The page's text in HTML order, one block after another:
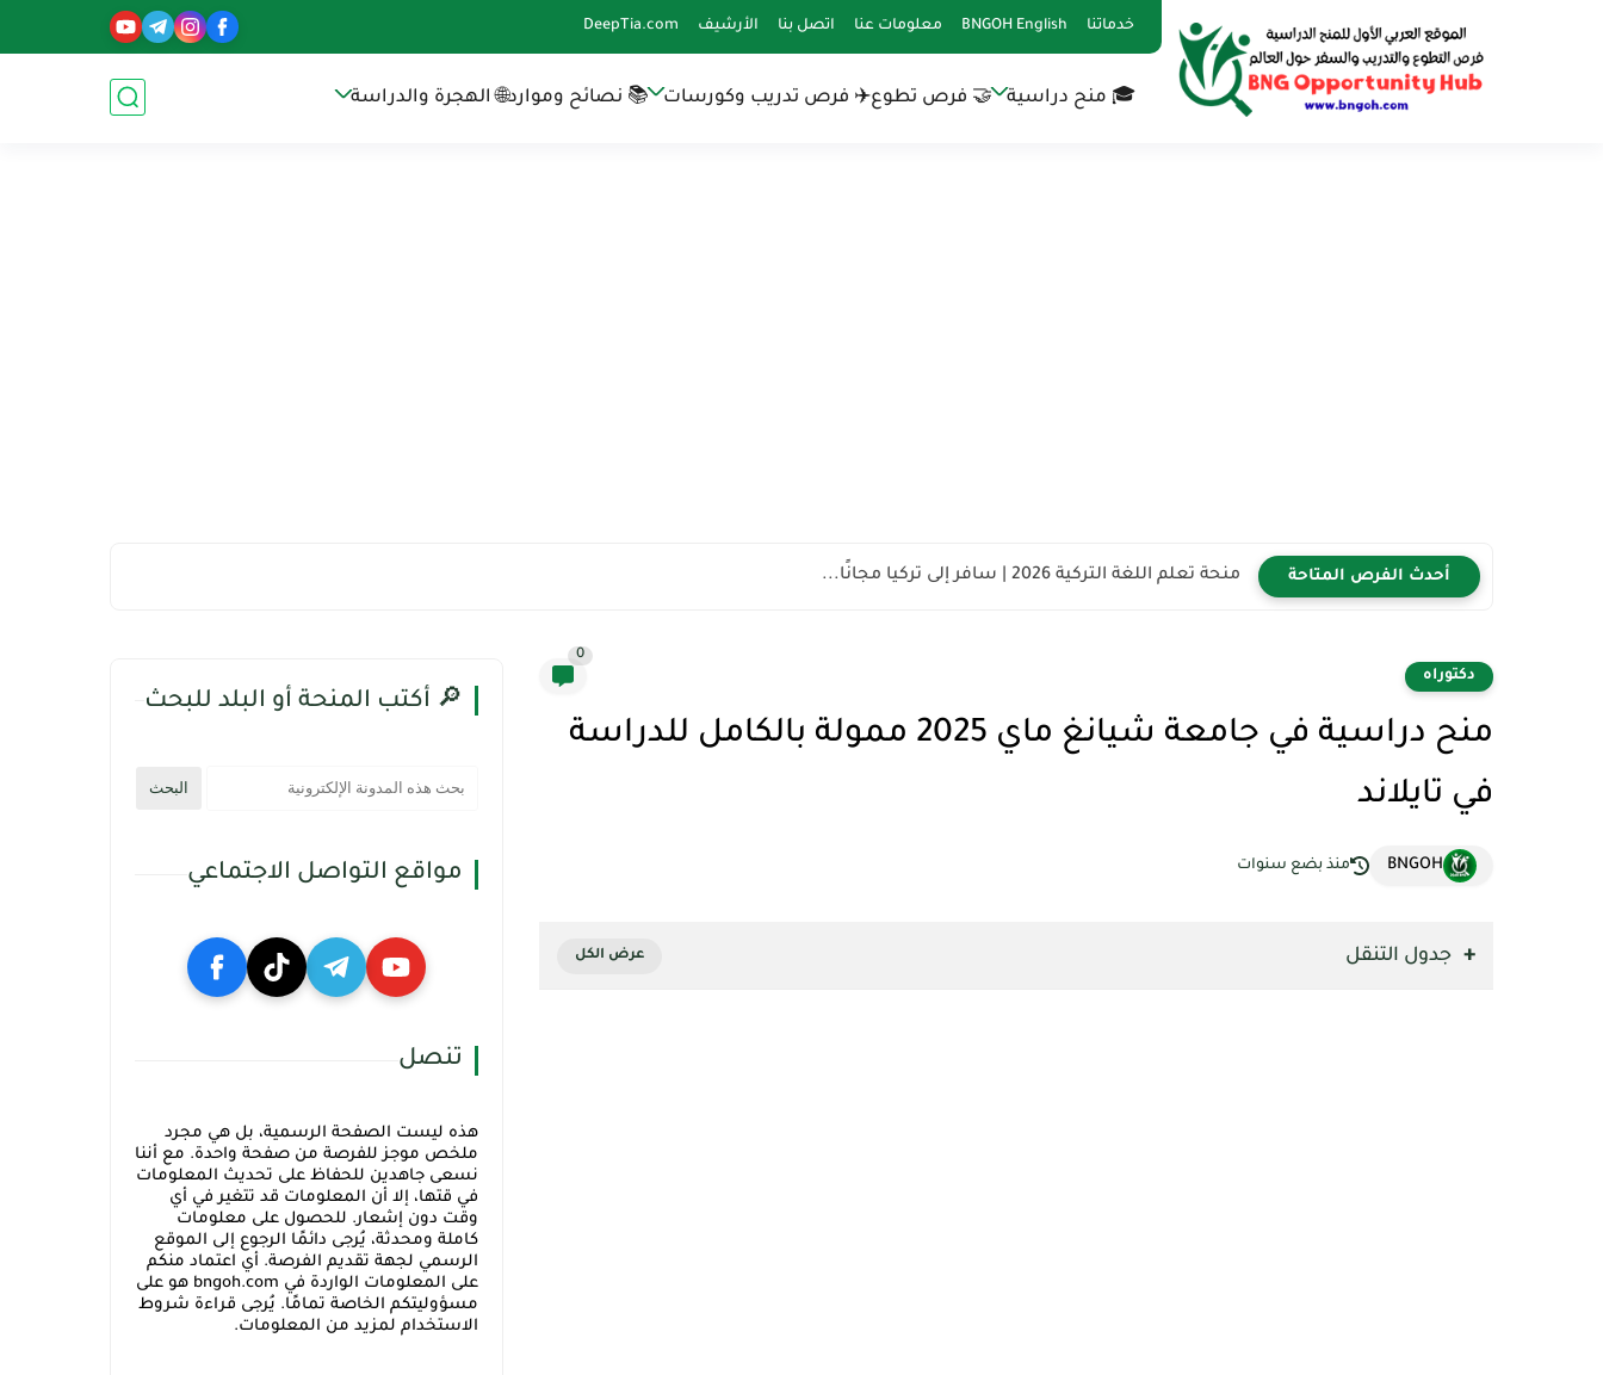
خدماتنا BNGOH English معلومات عنا اتصل بنا الأرشيف DeepTia.com
🎓 منح دراسية 🤝 فرص تطوع✈️ فرص تدريب وكورسات 📚 نصائح وموارد🌐 الهجرة والدراسة
أحدث الفرص المتاحة منحة تعلم اللغة التركية 2026 | سافر إلى تركيا مجانًا...
دكتوراه
0
منح دراسية في جامعة شيانغ ماي 2025 ممولة بالكامل للدراسة
في تايلاند
BNGOH منذ بضع سنوات
جدول التنقل
🔎 أكتب المنحة أو البلد للبحث
مواقع التواصل الاجتماعي
تنصل
هذه ليست الصفحة الرسمية، بل هي مجرد
ملخص موجز للفرصة من صفحة واحدة. مع أننا
نسعى جاهدين للحفاظ على تحديث المعلومات
في قتها، إلا أن المعلومات قد تتغير في أي
وقت دون إشعار. للحصول على معلومات
كاملة ومحدثة، يُرجى دائمًا الرجوع إلى الموقع
الرسمي لجهة تقديم الفرصة. أي اعتماد منكم
على المعلومات الواردة في bngoh.com هو على
مسؤوليتكم الخاصة تمامًا. يُرجى قراءة شروط
الاستخدام لمزيد من المعلومات.